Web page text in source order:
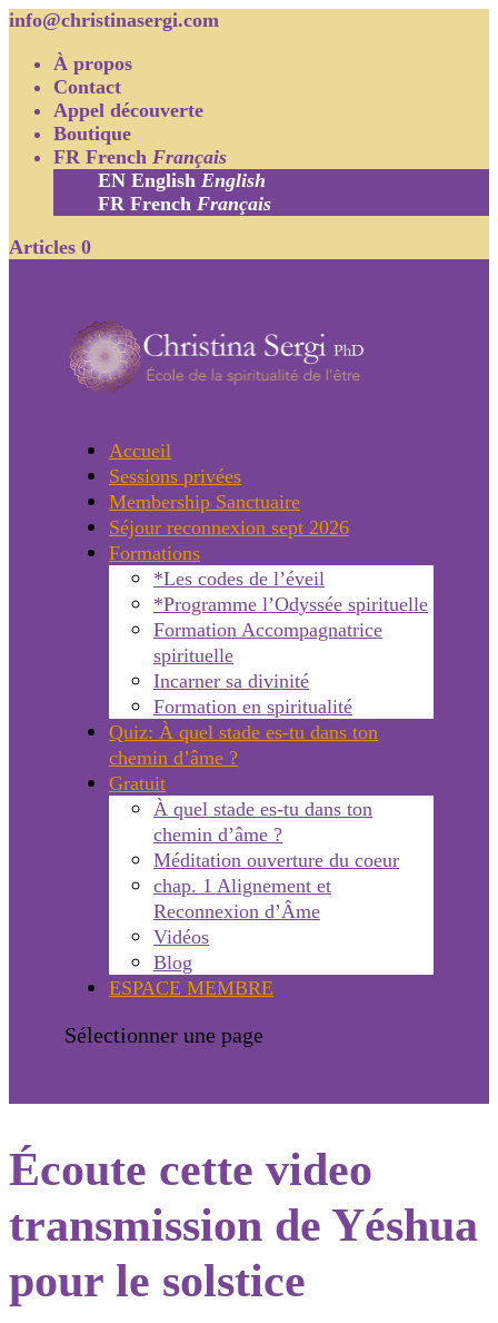
info@christinasergi.com
À propos
Contact
Appel découverte
Boutique
FR French Français
EN English English
FR French Français
Articles 0
Accueil
Sessions privées
Membership Sanctuaire
Séjour reconnexion sept 2026
Formations
*Les codes de l’éveil
*Programme l’Odyssée spirituelle
Formation Accompagnatrice
spirituelle
Incarner sa divinité
Formation en spiritualité
Quiz: À quel stade es-tu dans ton
chemin d’âme ?
Gratuit
À quel stade es-tu dans ton
chemin d’âme ?
Méditation ouverture du coeur
chap. 1 Alignement et
Reconnexion d’Âme
Vidéos
Blog
ESPACE MEMBRE
Sélectionner une page
Écoute cette video
transmission de Yéshua
pour le solstice